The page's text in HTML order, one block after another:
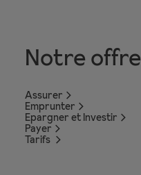
Notre offre
Assurer
Emprunter
Epargner et Investir
Payer
Tarifs